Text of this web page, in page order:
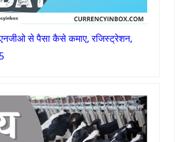
से पैसा कैसे कमाए, रजिस्ट्रेशन,